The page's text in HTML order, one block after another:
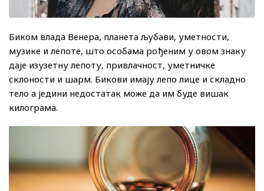
Биком влада Венера, планета љубави, уметности,
музике и лепоте, што особама рођеним у овом знаку
даје изузетну лепоту, привлачност, уметничке
склоности и шарм. Бикови имају лепо лице и складно
тело а једини недостатак може да им буде вишак
килограма.